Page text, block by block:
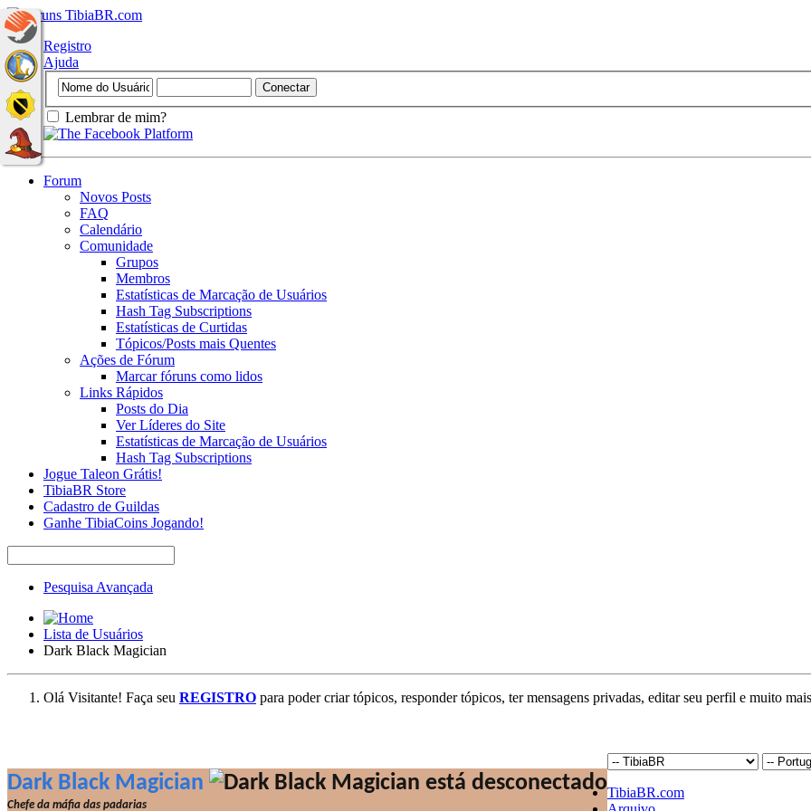
Registro
Ajuda
Lembrar de mim?
Forum
Novos Posts
FAQ
Calendário
Comunidade
Grupos
Membros
Estatísticas de Marcação de Usuários
Hash Tag Subscriptions
Estatísticas de Curtidas
Tópicos/Posts mais Quentes
Ações de Fórum
Marcar fóruns como lidos
Links Rápidos
Posts do Dia
Ver Líderes do Site
Estatísticas de Marcação de Usuários
Hash Tag Subscriptions
Jogue Taleon Grátis!
TibiaBR Store
Cadastro de Guildas
Ganhe TibiaCoins Jogando!
Pesquisa Avançada
Lista de Usuários
Dark Black Magician
Olá Visitante! Faça seu REGISTRO para poder criar tópicos, responder tópicos, ter mensagens privadas, editar seu perfil e muito
Dark Black Magician
Chefe da máfia das padarias
TibiaBR.com